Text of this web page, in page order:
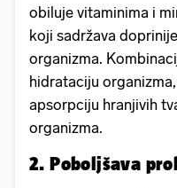
obiluje vitaminima i
koji sadržava
organizma.
hidrataciju
apsorpciju hranjivih
organizma.
2. Poboljšava